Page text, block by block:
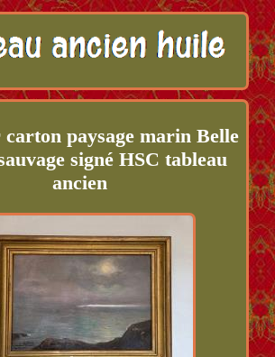
paysage marin Belle
signé HSC tableau
ancien